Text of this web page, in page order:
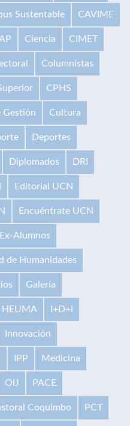
Sustentable CAVIME
Ciencia CIMET
Columnistas
CPHS
Gestión Cultura
Deportes
Diplomados DRI
Editorial UCN
Encuéntrate UCN
Ex-Alumnos
de Humanidades
Galería
HEUMA I+D+i
Innovación
IPP Medicina
OIJ PACE
Coquimbo PCT